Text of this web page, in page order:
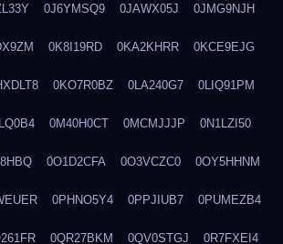
0J6YMSQ9 0JAWX05J 0JMG9NJH
0K8I19RD 0KA2KHRR 0KCE9EJG
0KO7R0BZ 0LA240G7 0LIQ91PM
0M40H0CT 0MCMJJJP 0N1LZI50
0O1D2CFA 0O3VCZC0 0OY5HHNM
0PHNO5Y4 0PPJIUB7 0PUMEZB4
0QR27BKM 0QV0STGJ 0R7FXEI4